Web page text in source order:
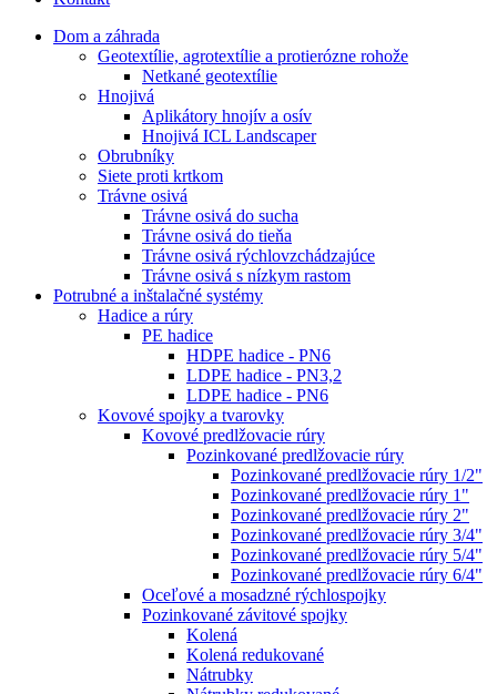
Dom a záhrada
Geotextílie, agrotextílie a protierózne rohože
Netkané geotextílie
Hnojivá
Aplikátory hnojív a osív
Hnojivá ICL Landscaper
Obrubníky
Siete proti krtkom
Trávne osivá
Trávne osivá do sucha
Trávne osivá do tieňa
Trávne osivá rýchlovzchádzajúce
Trávne osivá s nízkym rastom
Potrubné a inštalačné systémy
Hadice a rúry
PE hadice
HDPE hadice - PN6
LDPE hadice - PN3,2
LDPE hadice - PN6
Kovové spojky a tvarovky
Kovové predlžovacie rúry
Pozinkované predlžovacie rúry
Pozinkované predlžovacie rúry 1/2"
Pozinkované predlžovacie rúry 1"
Pozinkované predlžovacie rúry 2"
Pozinkované predlžovacie rúry 3/4"
Pozinkované predlžovacie rúry 5/4"
Pozinkované predlžovacie rúry 6/4"
Oceľové a mosadzné rýchlospojky
Pozinkované závitové spojky
Kolená
Kolená redukované
Nátrubky